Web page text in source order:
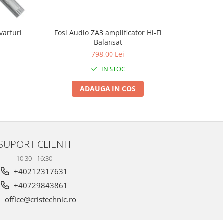
Fosi Audio ZA3 amplificator Hi-Fi
Balansat
798,00 Lei
IN STOC
ADAUGA IN COS
CLIENTI
10:30 - 16:30
+40212317631
+40729843861
office@cristechnic.ro